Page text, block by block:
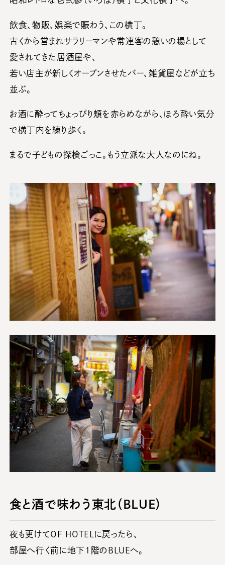
飲食、物販、娯楽で賑わう、この横丁。
古くから営まれサラリーマンや常連客の憩いの場として
愛されてきた居酒屋や、
若い店主が新しくオープンさせたバー、雑貨屋などが立ち
並ぶ。
お酒に酔ってちょっぴり頬を赤らめながら、ほろ酔い気分
で横丁内を練り歩く。
まるで子どもの探検ごっこ。もう立派な大人なのにね。
食と酒で味わう東北（BLUE）
夜も更けてOF HOTELに戻ったら、
部屋へ行く前に地下1階のBLUEへ。